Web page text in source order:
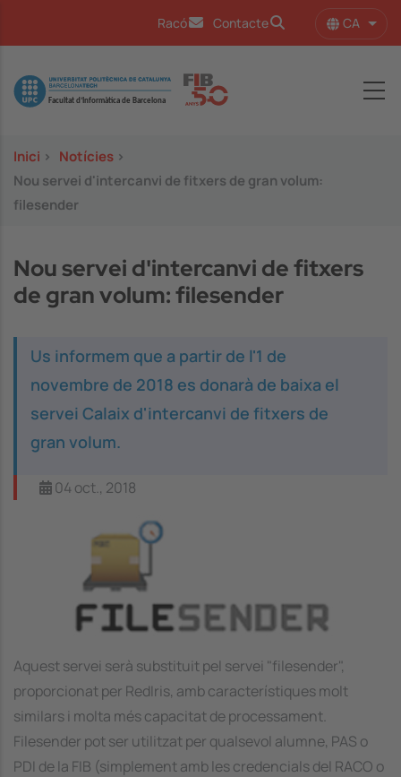
Racó Contacte CA
Image
Inici > Notícies >
Nou servei d'intercanvi de fitxers de gran volum:
filesender
Nou servei d'intercanvi de fitxers
de gran volum: filesender
Us informem que a partir de l'1 de
novembre de 2018 es donarà de baixa el
servei Calaix d'intercanvi de fitxers de
gran volum.
04 oct., 2018
Aquest servei serà substituit pel servei "filesender",
proporcionat per RedIris, amb característiques molt
similars i molta més capacitat de processament.
Filesender pot ser utilitzat per qualsevol alumne, PAS o
PDI de la FIB (simplement amb les credencials del RACO o